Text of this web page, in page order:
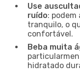
Use
ruído: podem
tranquilo, o
confortável.
Beba muita
hidratado